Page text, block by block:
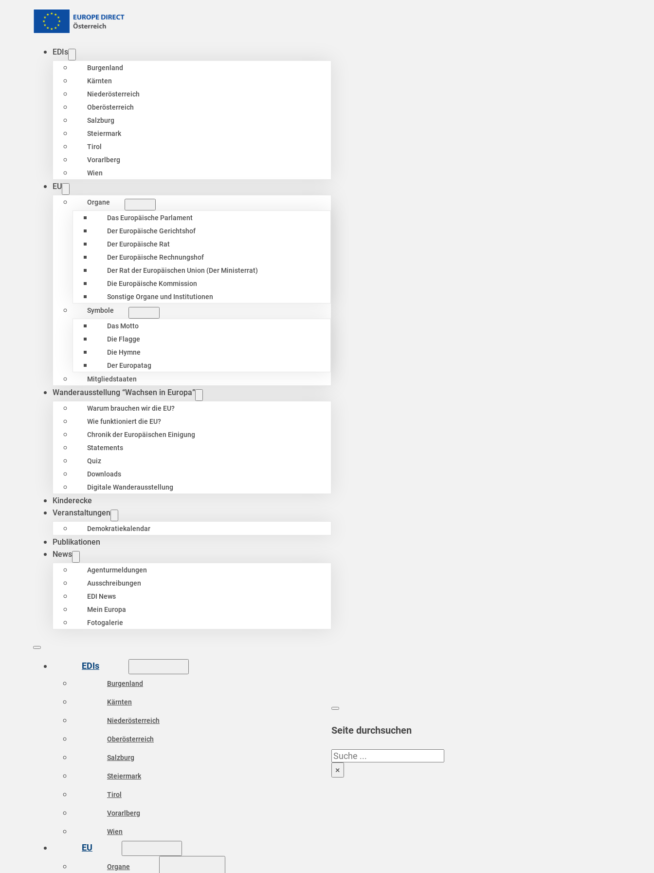
EDIs
Burgenland
Kärnten
Niederösterreich
Oberösterreich
Salzburg
Steiermark
Tirol
Vorarlberg
Wien
EU
Organe
Das Europäische Parlament
Der Europäische Gerichtshof
Der Europäische Rat
Der Europäische Rechnungshof
Der Rat der Europäischen Union (Der Ministerrat)
Die Europäische Kommission
Sonstige Organe und Institutionen
Symbole
Das Motto
Die Flagge
Die Hymne
Der Europatag
Mitgliedstaaten
Wanderausstellung “Wachsen in Europa”
Warum brauchen wir die EU?
Wie funktioniert die EU?
Chronik der Europäischen Einigung
Statements
Quiz
Downloads
Digitale Wanderausstellung
Kinderecke
Veranstaltungen
Demokratiekalendar
Publikationen
News
Agenturmeldungen
Ausschreibungen
EDI News
Mein Europa
Fotogalerie
EDIs
Burgenland
Kärnten
Niederösterreich
Oberösterreich
Salzburg
Steiermark
Tirol
Vorarlberg
Wien
EU
Organe
Seite durchsuchen
Suchen
×